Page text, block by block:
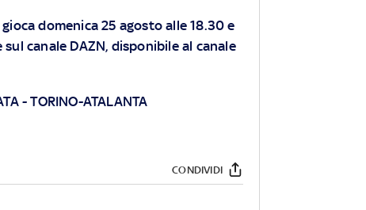
domenica 25 agosto alle 18.30 e
canale DAZN, disponibile al canale
-TORINO-ATALANTA
CONDIVIDI